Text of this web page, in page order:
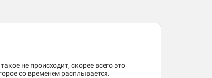
не происходит, скорее всего это
со временем расплывается.